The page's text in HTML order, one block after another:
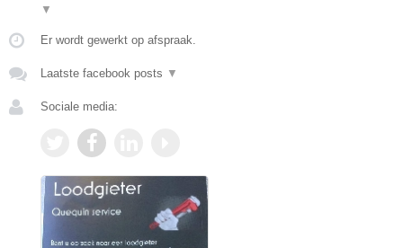
▼
Er wordt gewerkt op afspraak.
Laatste facebook posts ▼
Sociale media: